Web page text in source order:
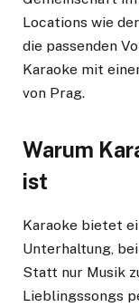
Locations wie
die passenden
Karaoke mit
von Prag.
Warum
ist
Karaoke bietet
Unterhaltung,
Statt nur Musik
Lieblingssongs